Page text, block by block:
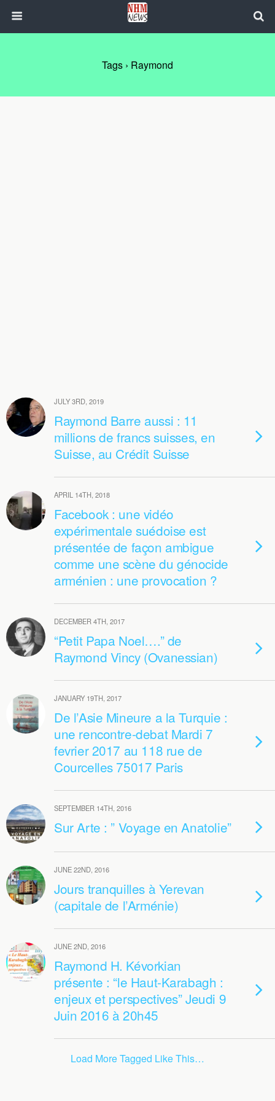
Tags › Raymond
JULY 3RD, 2019
Raymond Barre aussi : 11
millions de francs suisses, en
Suisse, au Crédit Suisse
APRIL 14TH, 2018
Facebook : une vidéo
expérimentale suédoise est
présentée de façon ambigue
comme une scène du génocide
arménien : une provocation ?
DECEMBER 4TH, 2017
“Petit Papa Noel….” de
Raymond Vincy (Ovanessian)
JANUARY 19TH, 2017
De l’Asie Mineure a la Turquie :
une rencontre-debat Mardi 7
fevrier 2017 au 118 rue de
Courcelles 75017 Paris
SEPTEMBER 14TH, 2016
Sur Arte : ” Voyage en Anatolie”
JUNE 22ND, 2016
Jours tranquilles à Yerevan
(capitale de l’Arménie)
JUNE 2ND, 2016
Raymond H. Kévorkian
présente : “le Haut-Karabagh :
enjeux et perspectives” Jeudi 9
Juin 2016 à 20h45
Load More Tagged Like This…